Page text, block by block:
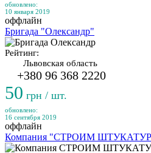
обновлено:
10 января 2019
оффлайн
Бригада "Олександр"
Рейтинг:
Львовская область
+380 96 368 2220
50 грн / шт.
обновлено:
16 сентября 2019
оффлайн
Компания "СТРОИМ